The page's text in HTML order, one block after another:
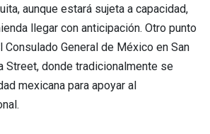
aunque estará sujeta a capacidad,
llegar con anticipación. Otro punto
General de México en San
Street, donde tradicionalmente se
mexicana para apoyar al